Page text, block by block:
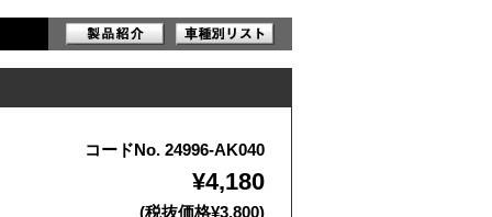
コードNo. 24996-AK040
¥4,180
(税抜価格¥3,800)